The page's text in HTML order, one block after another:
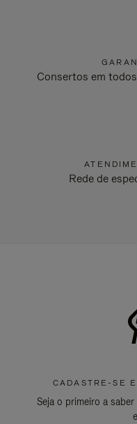
Consertos em
Rede de
CADASTRE-SE
Seja o primeiro a